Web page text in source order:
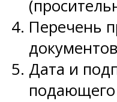
Перечень
Дата и
подающего